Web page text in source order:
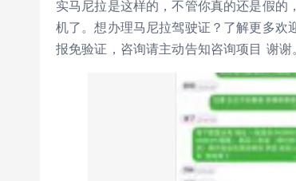
实马尼拉是这样的，不管你真的还是假
机了。想办理马尼拉驾驶证？了解更多
报免验证，咨询请主动告知咨询项目 谢谢